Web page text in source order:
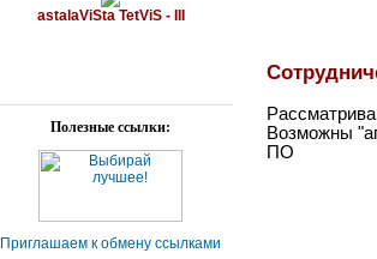
astalaViSta TetViS - III
Полезные ссылки:
Приглашаем к обмену ссылками
Возможны
ПО